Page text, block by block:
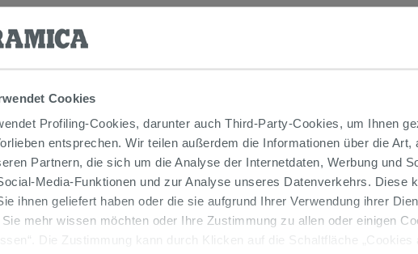
Cookies
Profiling-Cookies, darunter auch Third-Party-Cookies, um Ihnen
entsprechen. Wir teilen außerdem die Informationen über die
Partnern, die sich um die Analyse der Internetdaten, Werbung und
Media-Funktionen und zur Analyse unseres Datenverkehrs. Diese
ihnen geliefert haben oder die sie aufgrund Ihrer Verwendung ihrer
mehr wissen möchten oder Ihre Zustimmung zu allen oder einigen
Die Zustimmung kann durch Klicken auf die Schaltfläche „Cookies
UNTER
Nanodefense 5 kg - Abdichtender
elastischer Klebstoff